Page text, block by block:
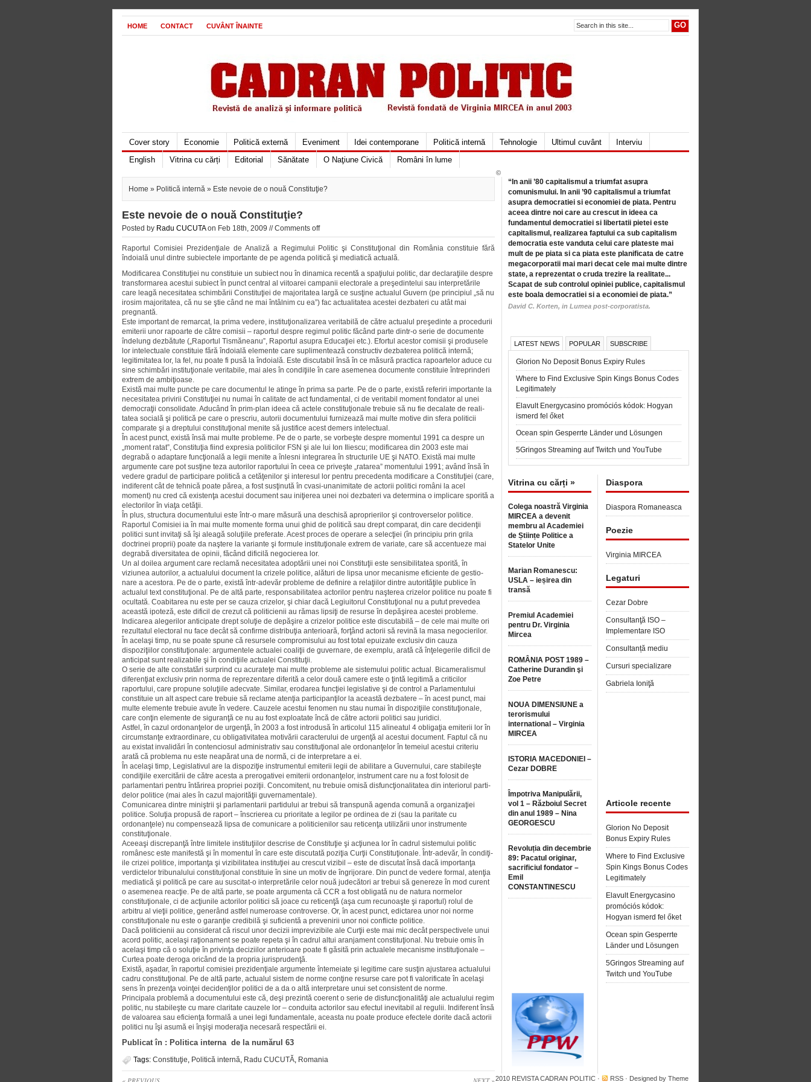
HOME CONTACT CUVÂNT ÎNAINTE
Cover story Economie Politică externă Eveniment Idei contemporane Politică internă Tehnologie Ultimul cuvânt
Interviu
English
Vitrina cu cărți Editorial Sănătate O Naţiune Civică Români în lume
Home » Politică internă » Este nevoie de o nouă Constituţie?
Este nevoie de o nouă Constituţie?
Posted by Radu CUCUTAon Feb 18th, 2009 //Comments off
Raportul Comisiei Prezidenţiale de Analiză a Regimului Politic şi Constituţional din România constituie fără
îndoială unul dintre subiectele importante de pe agenda politică şi mediatică actuală.
Modificarea Constituţiei nu constituie un subiect nou în dinamica recentă a spa­ţiului politic, dar declaraţiile despre
transformarea acestui subiect în punct central al viitoarei campanii electorale a preşedintelui sau interpretările
care leagă necesitatea schimbării Consti­tuţiei de majoritatea largă ce susţine actualul Guvern (pe principiul „să nu
irosim majoritatea, că nu se ştie când ne mai întâlnim cu ea”) fac actua­litatea acestei dezbateri cu atât mai
pregnantă.
Este important de remarcat, la prima vedere, instituţionalizarea veri­tabilă de către actualul preşedinte a procedurii
emiterii unor rapoarte de către comisii – raportul despre regimul politic făcând parte dintr-o serie de docu­mente
îndelung dezbătute („Ra­por­tul Tismăneanu”, Raportul asupra Educaţiei etc.). Efortul acestor comisii şi produsele
lor intelectuale constituie fără îndoială elemente care suplimen­tează constructiv dezbaterea politică internă;
legitimitatea lor, la fel, nu poa­te fi pusă la îndoială. Este discutabil însă în ce măsură practica rapoartelor aduce cu
sine schimbări instituţionale veritabile, mai ales în condiţiile în care asemenea documente constituie întreprinderi
extrem de ambiţioase.
Există mai multe puncte pe care documentul le atinge în prima sa parte. Pe de o parte, există referiri importante la
necesitatea privirii Constituţiei nu numai în calitate de act fundamental, ci de veritabil moment fondator al unei
democraţii consolidate. Aducând în prim-plan ideea că actele constitu­ţio­nale trebuie să nu fie decalate de reali­
tatea socială şi politică pe care o prescriu, autorii documentului furni­zea­ză mai multe motive din sfera politicii
comparate şi a dreptului cons­tituţional menite să justifice acest demers intelectual.
În acest punct, există însă mai multe probleme. Pe de o parte, se vor­beşte despre momentul 1991 ca despre un
„moment ratat”, Constituţia fiind expresia politicilor FSN şi ale lui Ion Iliescu; modificarea din 2003 este mai
degrabă o adaptare funcţională a legii menite a înlesni integrarea în structurile UE şi NATO. Există mai multe
argumente care pot susţine teza autorilor raportului în ceea ce priveşte „ratarea” momentului 1991; având însă în
vedere gradul de participare politică a cetăţenilor şi interesul lor pentru precedenta modificare a Consti­tuţiei (care,
indiferent cât de tehnică poate părea, a fost susţinută în cvasi-unanimitate de actorii politici români la acel
moment) nu cred că existenţa acestui document sau iniţierea unei noi dezbateri va determina o implicare sporită a
electorilor în viaţa cetăţii.
În plus, structura documentului este într-o mare măsură una deschisă aproprierilor şi controverselor politice.
Raportul Comisiei ia în mai multe momente forma unui ghid de politică sau drept comparat, din care deci­den­ţii
politici sunt invitaţi să îşi aleagă soluţiile preferate. Acest proces de operare a selecţiei (în principiu prin grila
doctrinei proprii) poate da naştere la variante şi formule instituţionale extrem de variate, care să accentueze mai
degrabă diversitatea de opinii, făcând dificilă negocierea lor.
Un al doilea argument care recla­mă necesitatea adoptării unei noi Consti­tuţii este sensibilitatea sporită, în
viziunea autorilor, a actualului document la crizele politice, alături de lipsa unor mecanisme eficiente de gestio­
nare a acestora. Pe de o parte, există într-adevăr probleme de definire a relaţiilor dintre autorităţile publice în
actualul text constituţional. Pe de altă parte, responsabilitatea actorilor pen­tru naşterea crizelor politice nu poate fi
ocultată. Coabitarea nu este per se cauza crizelor, şi chiar dacă Legiuitorul Cons­tituţional nu a putut prevedea
această ipoteză, este dificil de crezut că politicienii au rămas lipsiţi de resurse în depăşirea acestei probleme.
Indicarea alegerilor anticipate drept solu­ţie de depăşire a crizelor politice este discutabilă – de cele mai multe ori
rezultatul electoral nu face decât să confirme distribuţia anterioară, forţând actorii să revină la masa negocierilor.
În acelaşi timp, nu se poate spune că resursele compromisului au fost total epuizate exclusiv din cauza
dispoziţiilor constituţionale: argumentele actualei coaliţii de guvernare, de exemplu, ara­tă că înţelegerile dificil de
anticipat sunt realizabile şi în condiţiile actualei Constituţii.
O serie de alte constatări surprind cu acurateţe mai multe probleme ale sistemului politic actual. Bicame­ra­lismul
diferenţiat exclusiv prin norma de reprezentare diferită a celor două camere este o ţintă legitimă a criticilor
raportului, care propune soluţiile adec­vate. Similar, erodarea funcţiei legisla­tive şi de control a Parlamentului
cons­tituie un alt aspect care trebuie să reclame atenţia participanţilor la această dezbatere – în acest punct, mai
multe elemente trebuie avute în vedere. Cauzele acestui fenomen nu stau numai în dispoziţiile constitu­ţio­nale,
care conţin elemente de siguran­ţă ce nu au fost exploatate încă de către actorii politici sau juridici.
Astfel, în cazul ordonanţelor de urgenţă, în 2003 a fost introdusă în articolul 115 alineatul 4 obligaţia emiterii lor în
circumstanţe extraor­di­nare, cu obligativitatea motivării carac­terului de urgenţă al acestui docu­ment. Faptul că nu
au existat invalidări în contenciosul administrativ sau constituţional ale ordonanţelor în temeiul acestui criteriu
arată că problema nu este neapărat una de normă, ci de interpretare a ei.
În acelaşi timp, Legislativul are la dispoziţie instrumentul emiterii legii de abilitare a Guvernului, care stabileşte
condiţiile exercitării de către acesta a prerogativei emiterii ordonanţelor, instrument care nu a fost folosit de
parlamentari pentru întărirea propriei poziţii. Concomitent, nu trebuie omisă disfuncţionalitatea din interiorul parti­
delor politice (mai ales în cazul majo­rită­ţii guvernamentale).
Comunicarea dintre miniştrii şi parla­mentarii partidului ar trebui să trans­pună agenda comună a organizaţiei
politice. Soluţia propusă de raport – înscrierea cu prioritate a legilor pe ordinea de zi (sau la paritate cu
ordonanţele) nu compensează lipsa de comunicare a politicienilor sau reticenţa utilizării unor instrumente
constituţionale.
Aceeaşi discrepanţă între limitele instituţiilor descrise de Constituţie şi acţiunea lor în cadrul sistemului politic
românesc este manifestă şi în mo­men­tul în care este discutată poziţia Curţii Constituţionale. Într-adevăr, în condi­ţi­
ile crizei politice, importanţa şi vizibili­tatea instituţiei au crescut vizibil – este de discutat însă dacă importanţa
verdictelor tribunalului constituţional constituie în sine un motiv de îngrijorare. Din punct de vedere formal, atenţia
mediatică şi politică pe care au suscitat-o interpretările celor nouă judecători ar trebui să genereze în mod curent
o asemenea reacţie. Pe de altă parte, se poate argumenta că CCR a fost obligată nu de natura normelor
constituţionale, ci de acţiunile actorilor politici să joace cu reticenţă (aşa cum recunoaşte şi raportul) rolul de
arbitru al vieţii politice, generând astfel nume­roase controverse. Or, în acest punct, edictarea unor noi norme
constitu­ţio­nale nu este o garanţie credibilă şi sufi­cientă a prevenirii unor noi conflicte politice.
Dacă politicienii au considerat că riscul unor decizii imprevizibile ale Curţii este mai mic decât perspectivele unui
acord politic, acelaşi raţionament se poate repeta şi în cadrul altui aranjament constituţional. Nu trebuie omis în
acelaşi timp că o soluţie în privinţa deciziilor anterioare poate fi găsită prin actualele mecanisme instituţionale –
Curtea poate deroga oricând de la propria jurisprudenţă.
Există, aşadar, în raportul comisiei prezidenţiale argumente întemeiate şi legitime care susţin ajustarea actualului
cadru constituţional. Pe de altă parte, actualul sistem de norme conţine resurse care pot fi valorificate în acelaşi
sens în prezenţa voinţei decidenţilor politici de a da o altă interpretare unui set consistent de norme.
Principala problemă a docu­men­tului este că, deşi prezintă coerent o serie de disfuncţionalităţi ale actu­alului regim
politic, nu stabileşte cu mare claritate cauzele lor – conduita actorilor sau efectul inevitabil al regulii. Indiferent însă
de valoarea sau eficienţa formală a unei legi fundamentale, aceasta nu poate produce efectele dorite dacă actorii
politici nu îşi asumă ei înşişi moderaţia necesară respectării ei.
Publicat în : Politica interna de la numărul 63
Tags: Constituţie, Politică internă, Radu CUCUTĂ, Romania
“In anii ’80 capitalismul a triumfat asupra
comunismului. In anii ’90 capitalismul a triumfat
asupra democratiei si economiei de piata. Pentru
aceea dintre noi care au crescut in ideea ca
fundamentul democratiei si libertatii pietei este
capitalismul, realizarea faptului ca sub capitalism
democratia este vanduta celui care plateste mai
mult de pe piata si ca piata este planificata de catre
megacorporatii mai mari decat cele mai multe dintre
state, a reprezentat o cruda trezire la realitate...
Scapat de sub controlul opiniei publice, capitalismul
este boala democratiei si a economiei de piata.”
David C. Korten, in Lumea post-corporatista.
LATEST NEWS POPULAR SUBSCRIBE
Glorion No Deposit Bonus Expiry Rules
Where to Find Exclusive Spin Kings Bonus Codes
Legitimately
Elavult Energycasino promóciós kódok: Hogyan
ismerd fel őket
Ocean spin Gesperrte Länder und Lösungen
5Gringos Streaming auf Twitch und YouTube
Vitrina cu cărți »
Colega noastră Virginia
MIRCEA a devenit
membru al Academiei
de Științe Politice a
Statelor Unite
Marian Romanescu:
USLA – ieșirea din
transă
Premiul Academiei
pentru Dr. Virginia
Mircea
ROMÂNIA POST 1989 –
Catherine Durandin şi
Zoe Petre
NOUA DIMENSIUNE a
terorismului
international – Virginia
MIRCEA
ISTORIA MACEDONIEI –
Cezar DOBRE
Împotriva Manipulării,
vol 1 – Războiul Secret
din anul 1989 – Nina
GEORGESCU
Revoluția din decembrie
89: Pacatul originar,
sacrificiul fondator –
Emil
CONSTANTINESCU
Diaspora
Diaspora Romaneasca
Poezie
Virginia MIRCEA
Legaturi
Cezar Dobre
Consultanţă ISO –
Implementare ISO
Consultanță mediu
Cursuri specializare
Gabriela Ioniţă
Articole recente
Glorion No Deposit
Bonus Expiry Rules
Where to Find Exclusive
Spin Kings Bonus Codes
Legitimately
Elavult Energycasino
promóciós kódok:
Hogyan ismerd fel őket
Ocean spin Gesperrte
Länder und Lösungen
5Gringos Streaming auf
Twitch und YouTube
©
2010 REVISTA CADRAN POLITIC · RSS · Designed by Theme